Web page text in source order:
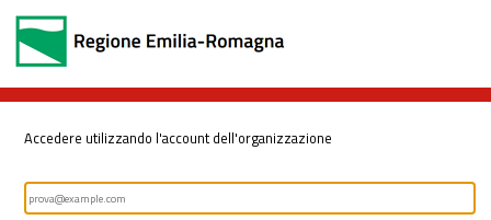
Accedere utilizzando l'account dell'organizzazione